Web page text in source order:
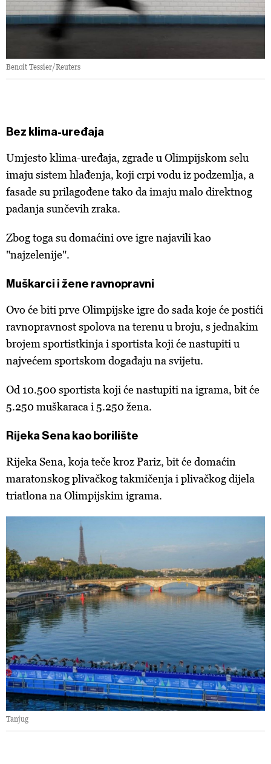
Benoit Tessier/Reuters
Bez klima-uređaja
Umjesto klima-uređaja, zgrade u Olimpijskom selu
imaju sistem hlađenja, koji crpi vodu iz podzemlja, a
fasade su prilagođene tako da imaju malo direktnog
padanja sunčevih zraka.
Zbog toga su domaćini ove igre najavili kao
"najzelenije".
Muškarci i žene ravnopravni
Ovo će biti prve Olimpijske igre do sada koje će postići
ravnopravnost spolova na terenu u broju, s jednakim
brojem sportistkinja i sportista koji će nastupiti u
najvećem sportskom događaju na svijetu.
Od 10.500 sportista koji će nastupiti na igrama, bit će
5.250 muškaraca i 5.250 žena.
Rijeka Sena kao borilište
Rijeka Sena, koja teče kroz Pariz, bit će domaćin
maratonskog plivačkog takmičenja i plivačkog dijela
triatlona na Olimpijskim igrama.
Tanjug